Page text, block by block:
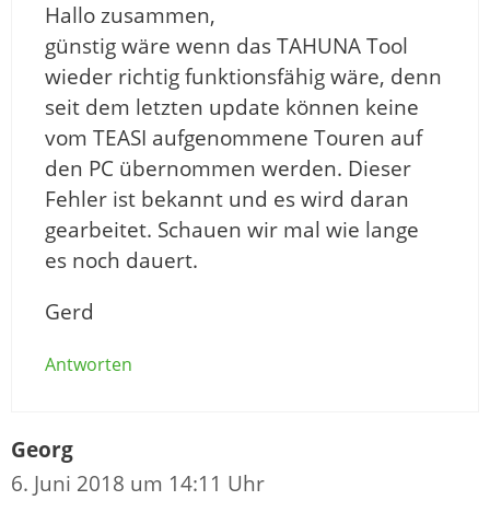
Hallo zusammen,
günstig wäre wenn das TAHUNA Tool
wieder richtig funktionsfähig wäre, denn
seit dem letzten update können keine
vom TEASI aufgenommene Touren auf
den PC übernommen werden. Dieser
Fehler ist bekannt und es wird daran
gearbeitet. Schauen wir mal wie lange
es noch dauert.
Gerd
Antworten
Georg
6. Juni 2018 um 14:11 Uhr